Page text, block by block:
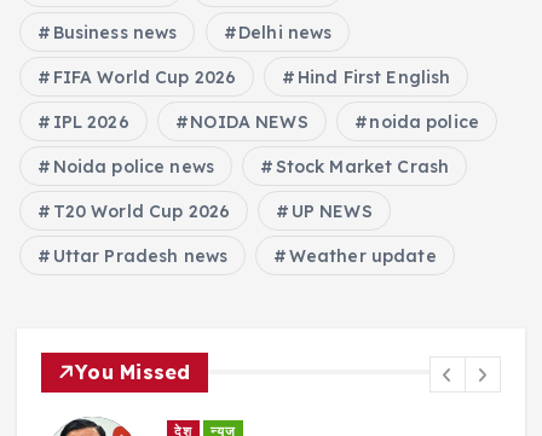
Business news Delhi news
FIFA World Cup 2026 Hind First English
IPL 2026 NOIDA NEWS noida police
Noida police news Stock Market Crash
T20 World Cup 2026 UP NEWS
Uttar Pradesh news Weather update
You Missed
देश न्यूज